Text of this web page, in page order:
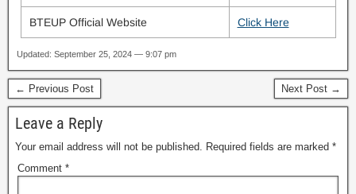
BTEUP Official Website Click Here
Updated: September 25, 2024 — 9:07 pm
← Previous Post Next Post →
Leave a Reply
Your email address will not be published. Required fields are marked *
Comment *